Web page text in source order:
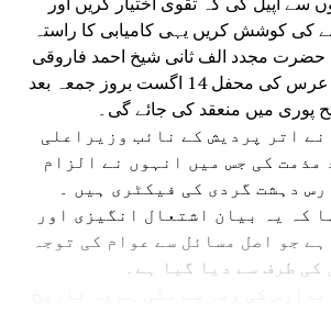
ایک نئی بنیاد فراہم کی ہے۔ اس
نے کہا کہ ہر بہن اور بیٹی کی
بنانا حکومت کی اولین
گپتا نے پیار سے خواتین کو
کہا کہ ان کی طرف سے باندھی
مقدس دھاگہ نہیں ہے بلکہ یہ
ذمہ داری کی علامت ہے۔
منجندر سنگھ سرسا نے کہا
لکشمی یوجنا اور تعلیم کے شعبے
سے پریشان ہے۔ سرسا نے کہا کہ
کا پلیٹ فارم ہے اور اپوزیشن کو
کی کوشش کریں یہی کامیابی کا راستہ
حضرت مجدد الف ثانی شیخ احمد فاروقی
رحمتہ اللہ علیہ کے عرس کی محفل 14 اگست بروز جمعہ بعد
پوری میں منعقد کی جائے گی۔
اتر پردیش کے نائب وزیراعلی
مذمت کی جس میں انہوں نے الزام
دہشت گردی کی فیکٹری ہیں ۔
کہ یہ بیان اشتعال انگیزی اور
ہے جو اصل مسائل سے عوام کی توجہ
کی طرف سے دیا گیا ہے۔